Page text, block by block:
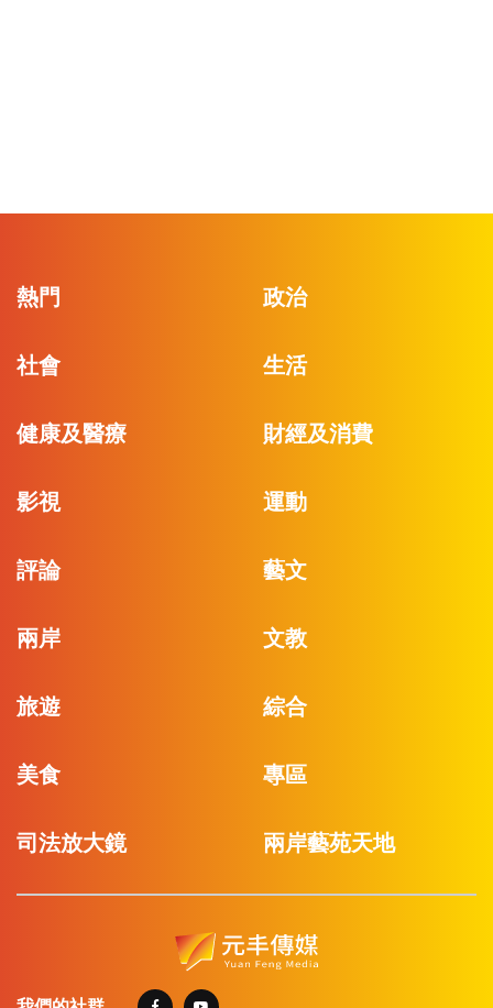
熱門 政治
社會 生活
健康及醫療 財經及消費
影視 運動
評論 藝文
兩岸 文教
旅遊 綜合
美食 專區
司法放大鏡 兩岸藝苑天地